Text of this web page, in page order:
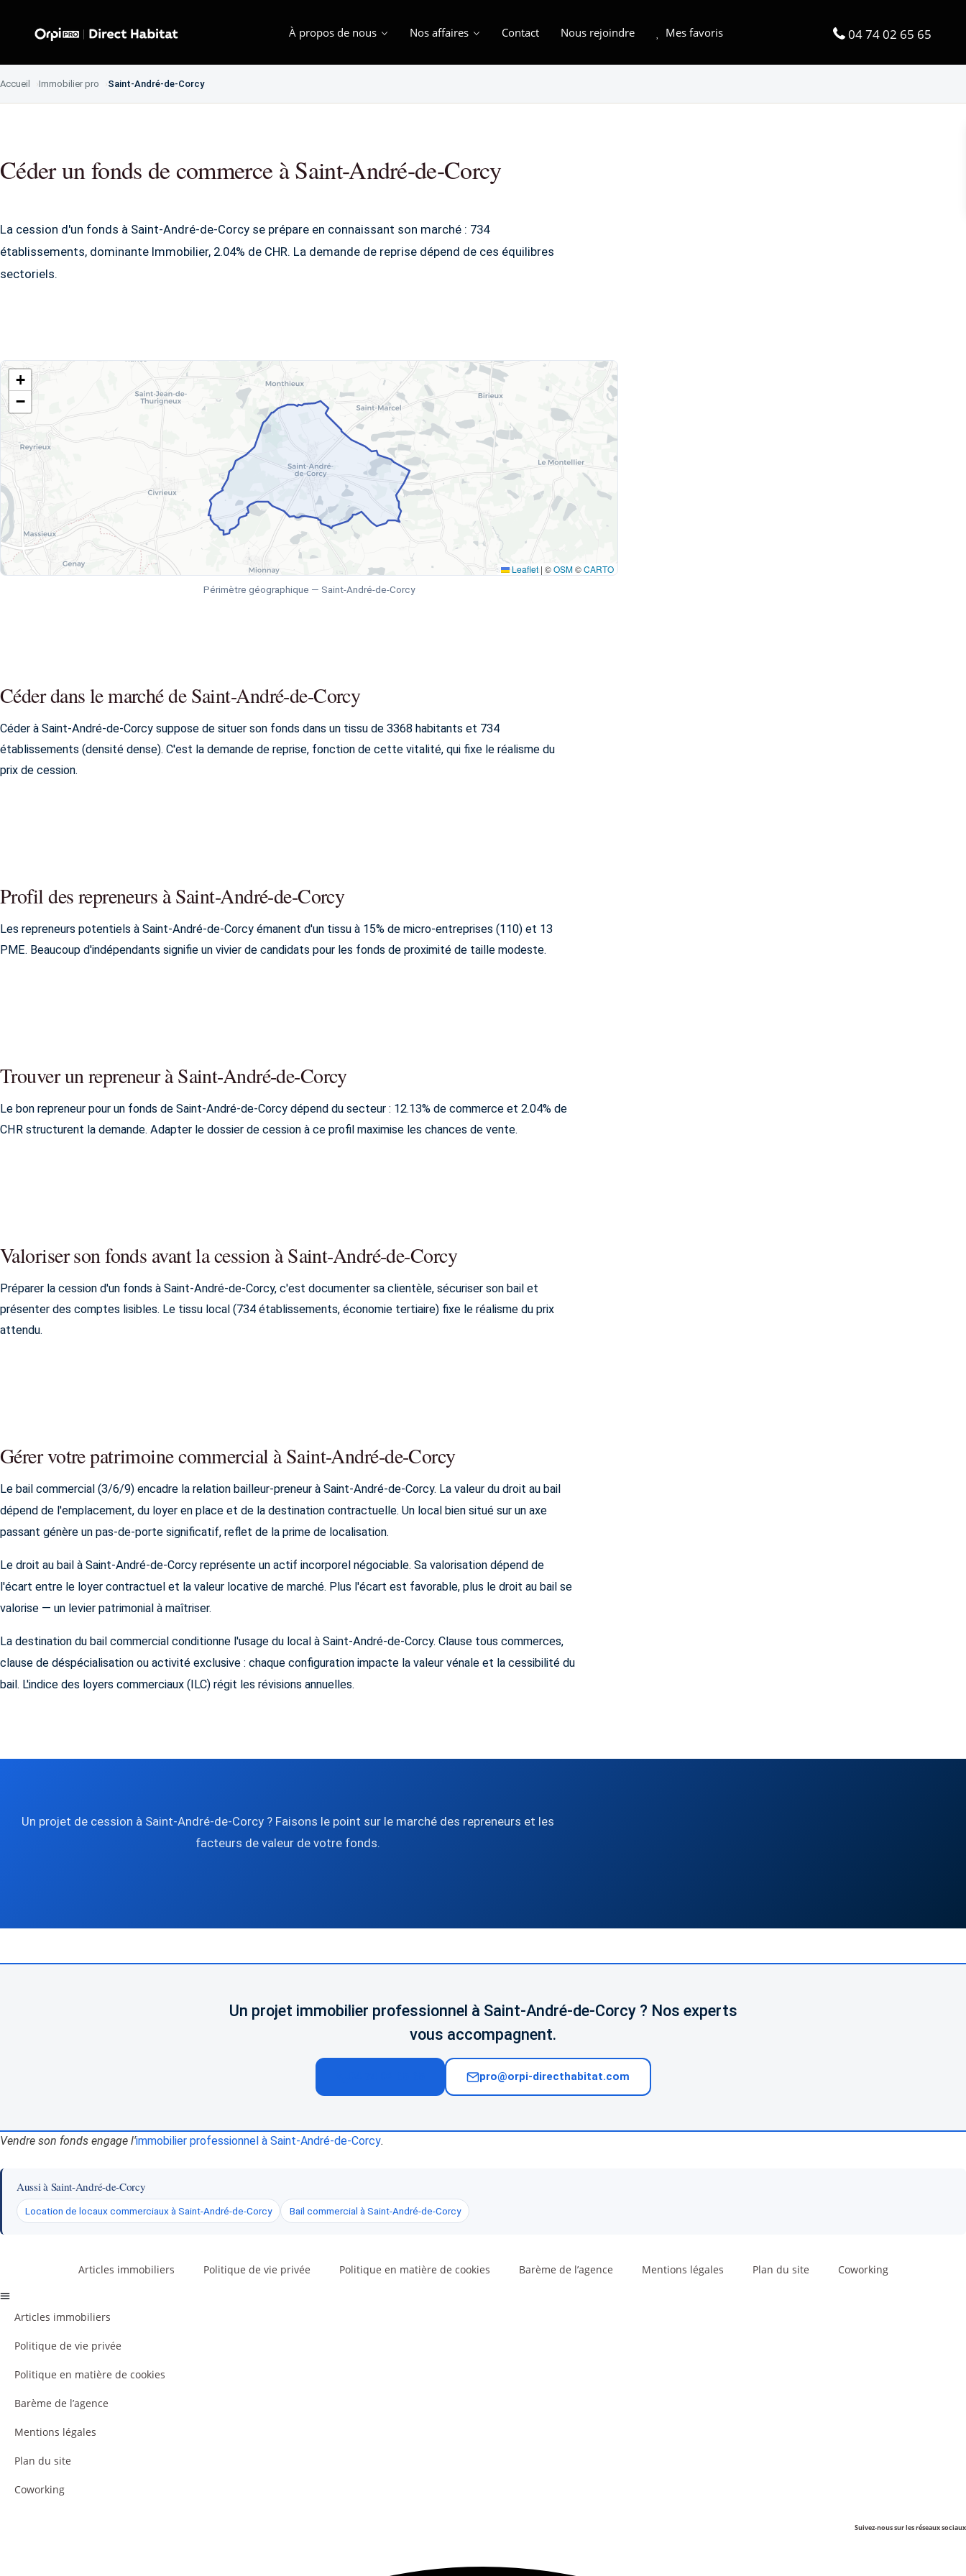
À propos de nous Nos affaires Contact Nous rejoindre Mes favoris 04 74 02 65 65
Accueil Immobilier pro Saint-André-de-Corcy
Céder un fonds de commerce à Saint-André-de-Corcy
La cession d'un fonds à Saint-André-de-Corcy se prépare en connaissant son marché : 734
établissements, dominante Immobilier, 2.04% de CHR. La demande de reprise dépend de ces équilibres
sectoriels.
+
−
Leaflet | ©OSM©CARTO
Périmètre géographique — Saint-André-de-Corcy
Céder dans le marché de Saint-André-de-Corcy
Céder à Saint-André-de-Corcy suppose de situer son fonds dans un tissu de 3368 habitants et 734
établissements (densité dense). C'est la demande de reprise, fonction de cette vitalité, qui fixe le réalisme du
prix de cession.
Profil des repreneurs à Saint-André-de-Corcy
Les repreneurs potentiels à Saint-André-de-Corcy émanent d'un tissu à 15% de micro-entreprises (110) et 13
PME. Beaucoup d'indépendants signifie un vivier de candidats pour les fonds de proximité de taille modeste.
Trouver un repreneur à Saint-André-de-Corcy
Le bon repreneur pour un fonds de Saint-André-de-Corcy dépend du secteur : 12.13% de commerce et 2.04% de
CHR structurent la demande. Adapter le dossier de cession à ce profil maximise les chances de vente.
Valoriser son fonds avant la cession à Saint-André-de-Corcy
Préparer la cession d'un fonds à Saint-André-de-Corcy, c'est documenter sa clientèle, sécuriser son bail et
présenter des comptes lisibles. Le tissu local (734 établissements, économie tertiaire) fixe le réalisme du prix
attendu.
Gérer votre patrimoine commercial à Saint-André-de-Corcy
Le bail commercial (3/6/9) encadre la relation bailleur-preneur à Saint-André-de-Corcy. La valeur du droit au bail
dépend de l'emplacement, du loyer en place et de la destination contractuelle. Un local bien situé sur un axe
passant génère un pas-de-porte significatif, reflet de la prime de localisation.
Le droit au bail à Saint-André-de-Corcy représente un actif incorporel négociable. Sa valorisation dépend de
l'écart entre le loyer contractuel et la valeur locative de marché. Plus l'écart est favorable, plus le droit au bail se
valorise — un levier patrimonial à maîtriser.
La destination du bail commercial conditionne l'usage du local à Saint-André-de-Corcy. Clause tous commerces,
clause de déspécialisation ou activité exclusive : chaque configuration impacte la valeur vénale et la cessibilité du
bail. L'indice des loyers commerciaux (ILC) régit les révisions annuelles.
Un projet de cession à Saint-André-de-Corcy ? Faisons le point sur le marché des repreneurs et les
facteurs de valeur de votre fonds.
Un projet immobilier professionnel à Saint-André-de-Corcy ? Nos experts
vous accompagnent.
pro@orpi-directhabitat.com
Vendre son fonds engage l'immobilier professionnel à Saint-André-de-Corcy.
Aussi à Saint-André-de-Corcy
Location de locaux commerciaux à Saint-André-de-Corcy Bail commercial à Saint-André-de-Corcy
Articles immobiliers Politique de vie privée Politique en matière de cookies Barème de l’agence Mentions légales Plan du site Coworking
Articles immobiliers
Politique de vie privée
Politique en matière de cookies
Barème de l’agence
Mentions légales
Plan du site
Coworking
Suivez-nous sur les réseaux sociaux